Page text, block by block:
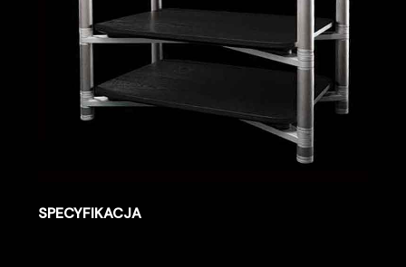
SPECYFIKACJA